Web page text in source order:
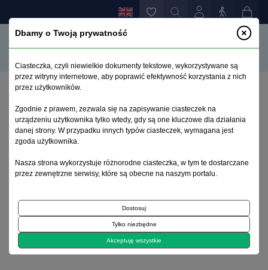
Disentangle diagnosis and disability
Archive 1992–2014
Comments - World Psychiatry Forum
Disentangle diagnosis and disability
Dbamy o Twoją prywatność
Ciasteczka, czyli niewielkie dokumenty tekstowe, wykorzystywane są
przez witryny internetowe, aby poprawić efektywność korzystania z nich
przez użytkowników.
Zgodnie z prawem, zezwala się na zapisywanie ciasteczek na
urządzeniu użytkownika tylko wtedy, gdy są one kluczowe dla działania
danej strony. W przypadku innych typów ciasteczek, wymagana jest
zgoda użytkownika.
Nasza strona wykorzystuje różnorodne ciasteczka, w tym te dostarczane
przez zewnętrzne serwisy, które są obecne na naszym portalu.
Dostosuj
Tylko niezbędne
Akceptuję wszystkie